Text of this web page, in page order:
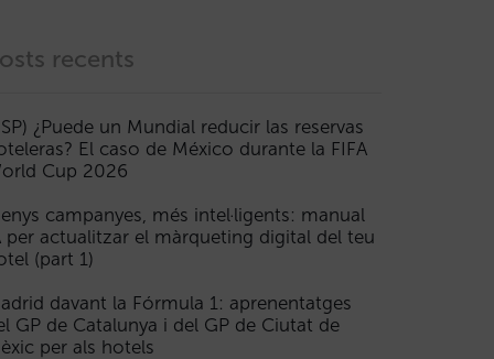
recents
¿Puede un Mundial reducir las reservas
El caso de México durante la FIFA
Cup 2026
campanyes, més intel·ligents: manual
per actualitzar el màrqueting digital del teu
(part 1)
davant la Fórmula 1: aprenentatges
GP de Catalunya i del GP de Ciutat de
per als hotels